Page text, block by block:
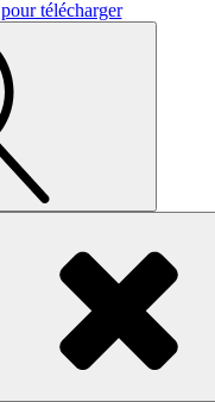
télécharger